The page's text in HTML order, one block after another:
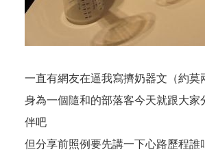
一直有網友在逼我寫擠奶器文（約莫
身為一個隨和的部落客今天就跟大家
伴吧
但分享前照例要先講一下心路歷程誰